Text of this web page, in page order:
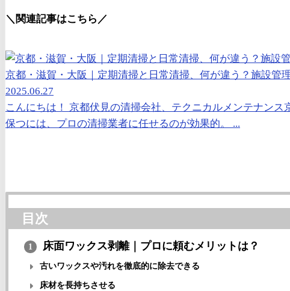
＼関連記事はこちら／
京都・滋賀・大阪｜定期清掃と日常清掃、何が違う？施設管
2025.06.27
こんにちは！ 京都伏見の清掃会社、テクニカルメンテナン
保つには、プロの清掃業者に任せるのが効果的。 ...
目次
1 床面ワックス剥離｜プロに頼むメリットは？
古いワックスや汚れを徹底的に除去できる
床材を長持ちさせる